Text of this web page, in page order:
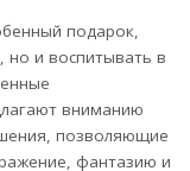
подарок,
но и воспитывать в
вниманию
позволяющие
фантазию и